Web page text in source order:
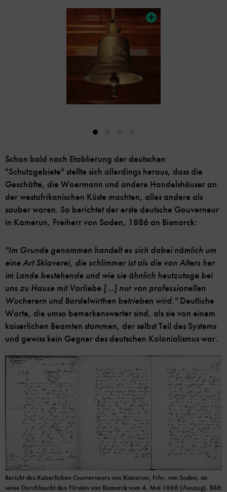
Schon bald nach Etablierung der deutschen
"Schutzgebiete" stellte sich allerdings heraus, dass die
Geschäfte, die Woermann und andere Handelshäuser an
der westafrikanischen Küste machten, alles andere als
sauber waren. So berichtet der erste deutsche Gouverneur
in Kamerun, Freiherr von Soden, 1886 an Bismarck:
Bericht des Kaiserlichen Gouverneurs von Kamerun, Frhr. von Soden, an
seine Durchlaucht den Fürsten von Bismarck vom 4. Mai 1886 (Auszug). Bild:
"Im Grunde genommen handelt es sich dabei nämlich um
eine Art Sklaverei, die schlimmer ist als die von Alters her
im Lande bestehende und wie sie ähnlich heutzutage bei
uns zu Hause mit Vorliebe [...] nur von professionellen
Wucherern und Bordelwirthen betrieben wird." Deutliche
Worte, die umso bemerkenswerter sind, als sie von einem
kaiserlichen Beamten stammen, der selbst Teil des Systems
und gewiss kein Gegner des deutschen Kolonialismus war.